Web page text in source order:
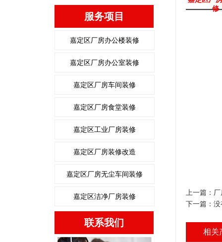
服务项目
嘉定区厂房办公楼装修
嘉定区厂房办公室装修
嘉定区厂房车间装修
嘉定区厂房食堂装修
嘉定区工业厂房装修
嘉定区厂房装修改造
嘉定区厂房无尘车间装修
嘉定区洁净厂房装修
联系我们
修
上一篇：
下一篇：
相关